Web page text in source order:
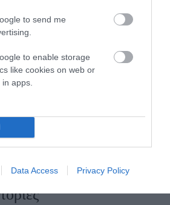
to send me
to enable storage
like cookies on web or
apps.
Data Access Privacy Policy